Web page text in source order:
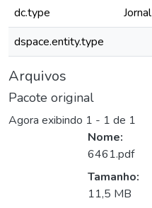
dc.type
Jornal
dspace.entity.type
Arquivos
Pacote original
Agora exibindo 1 - 1 de 1
Nome:
6461.pdf
Tamanho:
11,5 MB